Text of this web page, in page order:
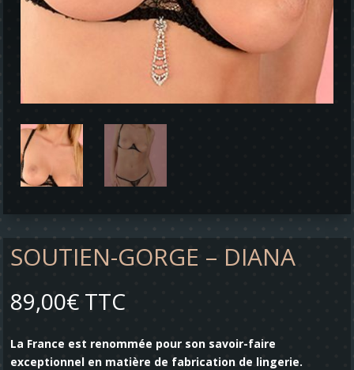
SOUTIEN-GORGE – DIANA
89,00€ TTC
La France est renommée pour son savoir-faire
exceptionnel en matière de fabrication de lingerie.